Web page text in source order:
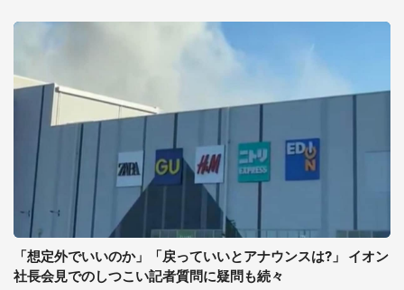
「想定外でいいのか」「戻っていいとアナウンスは?」 イオン
社長会見でのしつこい記者質問に疑問も続々